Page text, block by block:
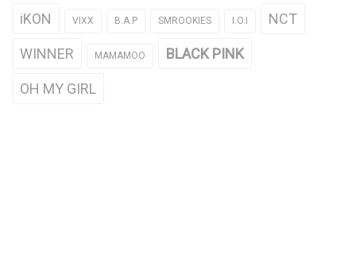
iKON VIXX B.A.P SMROOKIES I.O.I NCT
WINNER MAMAMOO BLACK PINK
OH MY GIRL